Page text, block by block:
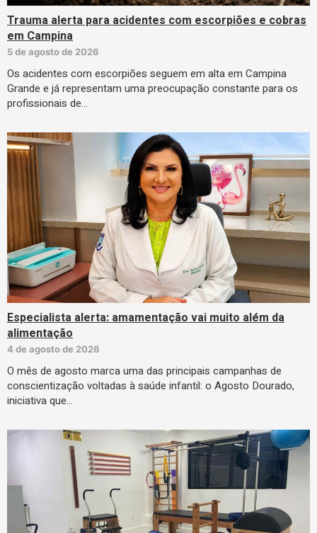
Trauma alerta para acidentes com escorpiões e cobras
em Campina
5 de agosto de 2026
Os acidentes com escorpiões seguem em alta em Campina
Grande e já representam uma preocupação constante para os
profissionais de…
Especialista alerta: amamentação vai muito além da
alimentação
4 de agosto de 2026
O mês de agosto marca uma das principais campanhas de
conscientização voltadas à saúde infantil: o Agosto Dourado,
iniciativa que…